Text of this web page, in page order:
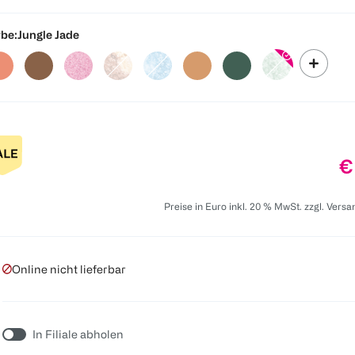
Jungle Jade
€
Preise in Euro inkl. 20 % MwSt. zzgl.
Online nicht lieferbar
In Filiale abholen